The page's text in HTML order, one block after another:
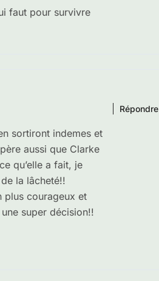
faut pour survivre
sortiront indemes et
aussi que Clarke
qu’elle a fait, je
la lâcheté!!
plus courageux et
super décision!!
Répondre